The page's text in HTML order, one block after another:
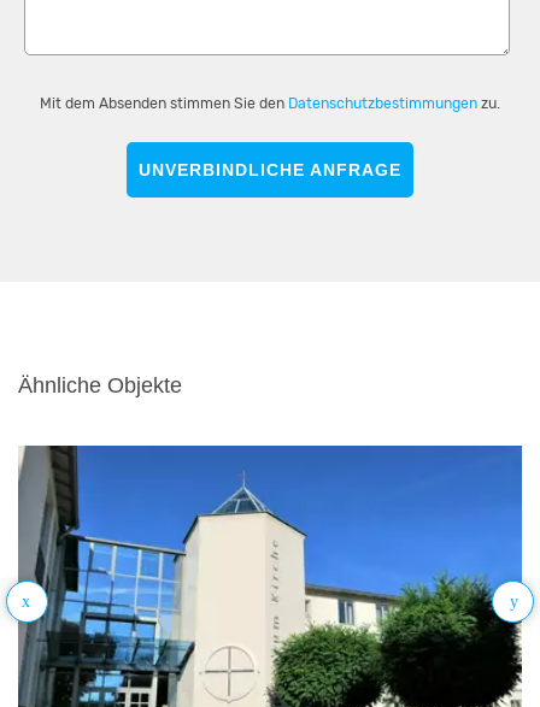
Mit dem Absenden stimmen Sie den Datenschutzbestimmungen zu.
UNVERBINDLICHE ANFRAGE
Ähnliche Objekte